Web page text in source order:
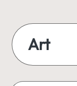
content
Art